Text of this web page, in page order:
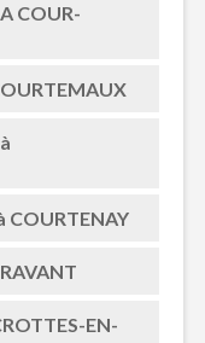
COUR-
EN-